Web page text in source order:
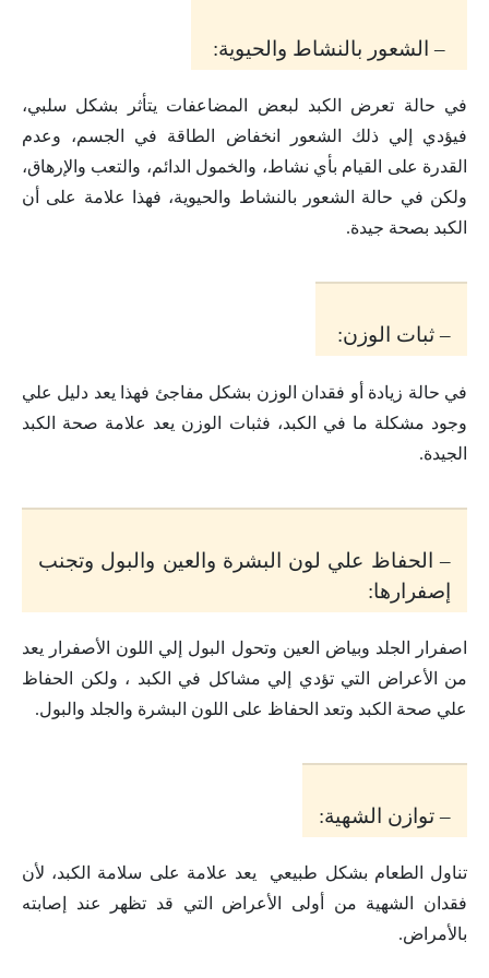
– الشعور بالنشاط والحيوية:
في حالة تعرض الكبد لبعض المضاعفات يتأثر بشكل سلبي،
فيؤدي إلي ذلك الشعور انخفاض الطاقة في الجسم، وعدم
القدرة على القيام بأي نشاط، والخمول الدائم، والتعب والإرهاق،
ولكن في حالة الشعور بالنشاط والحيوية، فهذا علامة على أن
الكبد بصحة جيدة.
– ثبات الوزن:
في حالة زيادة أو فقدان الوزن بشكل مفاجئ فهذا يعد دليل علي
وجود مشكلة ما في الكبد، فثبات الوزن يعد علامة صحة الكبد
الجيدة.
– الحفاظ علي لون البشرة والعين والبول وتجنب
إصفرارها:
اصفرار الجلد وبياض العين وتحول البول إلي اللون الأصفرار يعد
من الأعراض التي تؤدي إلي مشاكل في الكبد ، ولكن الحفاظ
علي صحة الكبد وتعد الحفاظ على اللون البشرة والجلد والبول.
– توازن الشهية:
تناول الطعام بشكل طبيعي يعد علامة على سلامة الكبد، لأن
فقدان الشهية من أولى الأعراض التي قد تظهر عند إصابته
بالأمراض.